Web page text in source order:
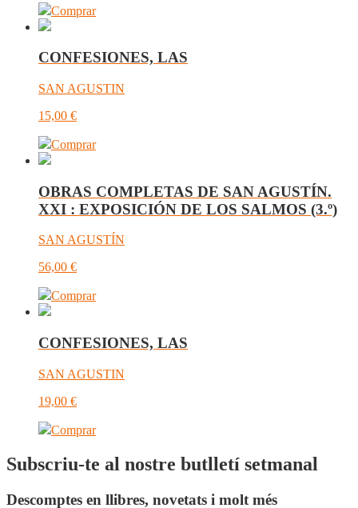
Comprar
CONFESIONES, LAS
SAN AGUSTIN
15,00 €
Comprar
OBRAS COMPLETAS DE SAN AGUSTÍN.
XXI : EXPOSICIÓN DE LOS SALMOS (3.º)
SAN AGUSTÍN
56,00 €
Comprar
CONFESIONES, LAS
SAN AGUSTIN
19,00 €
Comprar
Subscriu-te al nostre butlletí setmanal
Descomptes en llibres, novetats i molt més